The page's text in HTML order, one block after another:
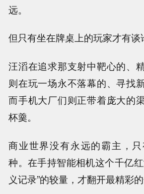
远。
但只有坐在牌桌上的玩家才有谈
汪滔在追求那支射中靶心的、
则在玩一场永不落幕的、寻找
而手机大厂们则正带着庞大的
杯羹。
商业世界没有永远的霸主，
种。在手持智能相机这个千亿
义记录”的较量，才翻开最精彩的